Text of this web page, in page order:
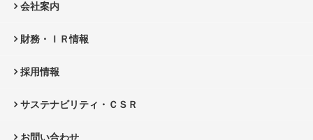
会社案内
財務・ＩＲ情報
採用情報
サステナビリティ・ＣＳＲ
お問い合わせ